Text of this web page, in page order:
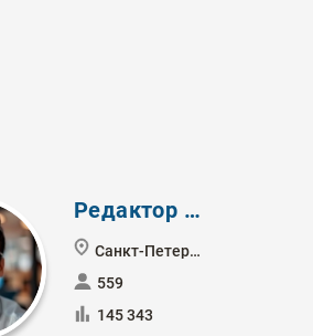
Редактор Боб
Санкт-Петербург
559
145 343